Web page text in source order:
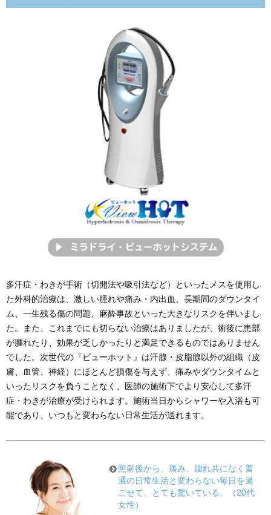
多汗症・わきが手術（切開法や吸引法など）といったメスを使用し
た外科的治療は、激しい腫れや痛み・内出血、長期間のダウンタイ
ム、一生残る傷の問題、麻酔事故といった大きなリスクを伴いまし
た。また、これまでにも切らない治療はありましたが、術後に患部
が腫れたり、効果が乏しかったりと満足できるものではありません
でした。次世代の『ビューホット』は汗腺・皮脂腺以外の組織（皮
膚、血管、神経）にほとんど損傷を与えず、痛みやダウンタイムと
いったリスクを負うことなく、医師の施術下でより安心して多汗
症・わきが治療が受けられます。施術当日からシャワーや入浴も可
能であり、いつもと変わらない日常生活が送れます。
照射後から、痛み、腫れ共になく普
通の日常生活と変わらない毎日を過
ごせて、とても驚いている。（20代
女性）